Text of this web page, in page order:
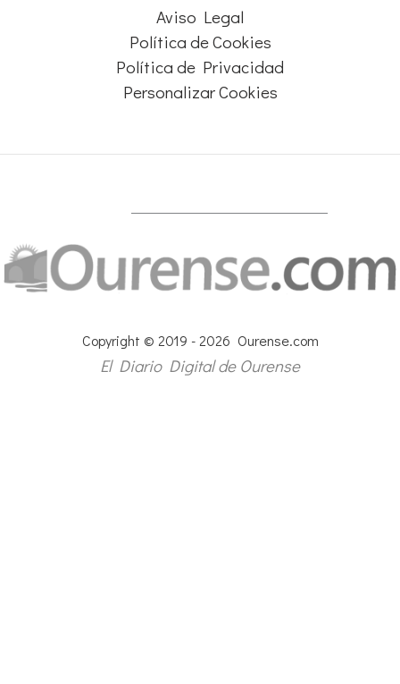
Aviso Legal
Política de Cookies
Política de Privacidad
Personalizar Cookies
Copyright © 2019 - 2026 Ourense.com
El Diario Digital de Ourense